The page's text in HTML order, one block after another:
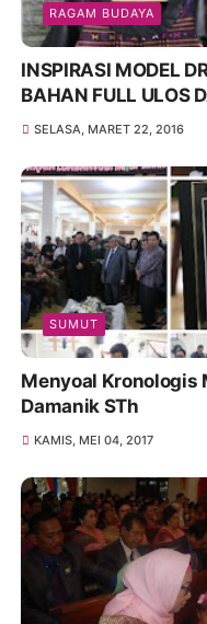
RAGAM BUDAYA
INSPIRASI MODEL
BAHAN FULL ULOS
SELASA, MARET 22, 2016
SUMUT
Menyoal Kronologis
Damanik STh
KAMIS, MEI 04, 2017